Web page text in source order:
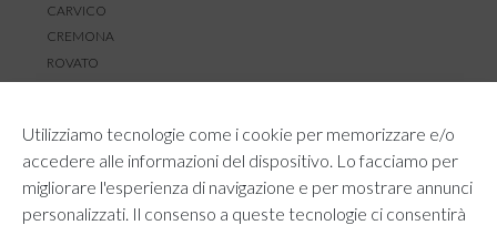
Utilizziamo tecnologie come i cookie per memorizzare e/o
accedere alle informazioni del dispositivo. Lo facciamo per
migliorare l'esperienza di navigazione e per mostrare annunci
personalizzati. Il consenso a queste tecnologie ci consentirà
CARVICO
CREMONA
ROVATO
RESI E RIMBORSI